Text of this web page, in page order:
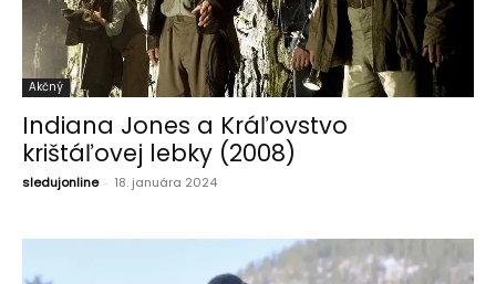
Akčný
Indiana Jones a Kráľovstvo
krištáľovej lebky (2008)
sledujonline - 18. januára 2024